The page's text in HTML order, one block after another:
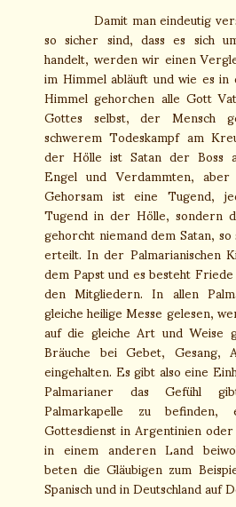
Damit man eindeutig
so sicher sind, dass es sich
handelt, werden wir einen
im Himmel abläuft und wie es
Himmel gehorchen alle Gott
Gottes selbst, der Mensch
schwerem Todeskampf am
der Hölle ist Satan der Boss
Engel und Verdammten,
Gehorsam ist eine Tugend,
Tugend in der Hölle, sondern
gehorcht niemand dem Satan,
erteilt. In der Palmarianischen
dem Papst und es besteht
den Mitgliedern. In allen
gleiche heilige Messe gelesen,
auf die gleiche Art und Weise
Bräuche bei Gebet, Gesang,
eingehalten. Es gibt also eine
Palmarianer das Gefühl
Palmarkapelle zu
Gottesdienst in Argentinien
in einem anderen Land
beten die Gläubigen zum
Spanisch und in Deutschland auf